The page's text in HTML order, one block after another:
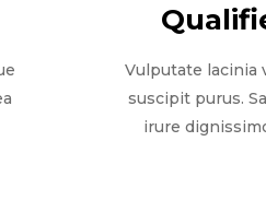
Vulputate lacinia
suscipit purus.
irure